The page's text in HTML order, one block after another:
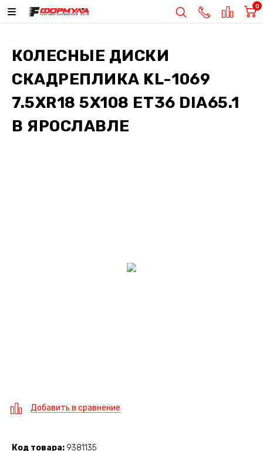
0
КОЛЕСНЫЕ ДИСКИ
СКАДРЕПЛИКА KL-1069
7.5XR18 5X108 ET36 DIA65.1
В ЯРОСЛАВЛЕ
Добавить в сравнение
Код товара 9381135